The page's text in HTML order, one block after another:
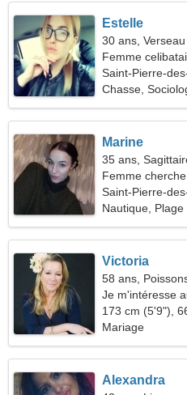
Estelle
30 ans, Verseau
Femme
Saint-Pierre-
Chasse,
Marine
35 ans,
Femme
Saint-Pierre-
Nautique, Plage
Victoria
58 ans,
Je m'intéresse
173 cm (5'9"),
Mariage
Alexandra